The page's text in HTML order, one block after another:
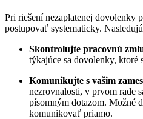
Pri riešení nezaplatenej dovolenky
postupovať systematicky.
Skontrolujte pracovnú
týkajúce sa dovolenky, ktoré
Komunikujte s vašim
nezrovnalosti, v prvom rade
písomným dotazom. Možné
komunikovať priamo.